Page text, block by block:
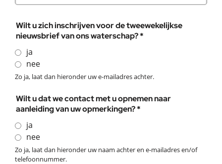
Wilt u zich inschrijven voor de tweewekelijkse
nieuwsbrief van ons waterschap? *
ja
nee
Zo ja, laat dan hieronder uw e-mailadres achter.
Wilt u dat we contact met u opnemen naar
aanleiding van uw opmerkingen? *
ja
nee
Zo ja, laat dan hieronder uw naam achter en e-mailadres en/of
telefoonnummer.